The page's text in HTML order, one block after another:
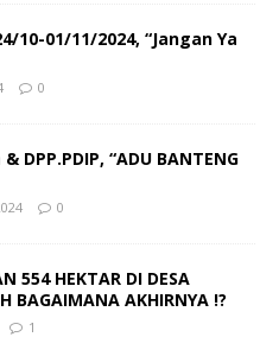
10-01/11/2024, “Jangan Ya
0
DPP.PDIP, “ADU BANTENG
0
554 HEKTAR DI DESA
BAGAIMANA AKHIRNYA !?
1